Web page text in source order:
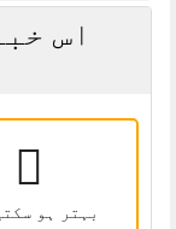
اس
بہتر ہو